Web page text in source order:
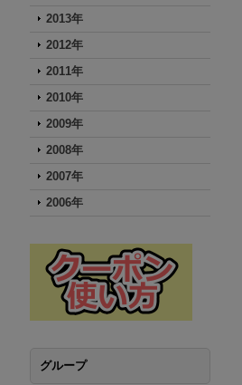
2013年
2012年
2011年
2010年
2009年
2008年
2007年
2006年
グループ